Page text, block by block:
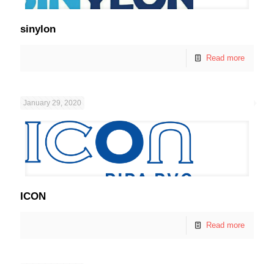
sinylon
Read more
January 29, 2020
ICON
Read more